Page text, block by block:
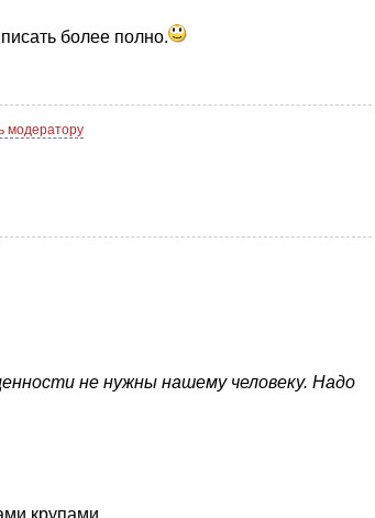
более полно.
модератору
не нужны нашему человеку. Надо